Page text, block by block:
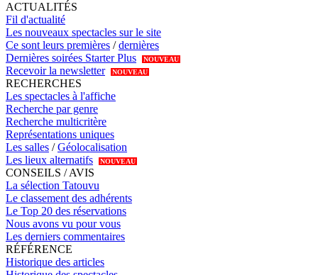
ACTUALITÉS
Fil d'actualité
Les nouveaux spectacles sur le site
Ce sont leurs premières /dernières
Dernières soirées Starter Plus
NOUVEAU
Recevoir la newsletter NOUVEAU
RECHERCHES
Les spectacles à l'affiche
Recherche par genre
Recherche multicritère
Représentations uniques
Les salles /Géolocalisation
Les lieux alternatifs
NOUVEAU
CONSEILS / AVIS
La sélection Tatouvu
Le classement des adhérents
Le Top 20 des réservations
Nous avons vu pour vous
Les derniers commentaires
RÉFÉRENCE
Historique des articles